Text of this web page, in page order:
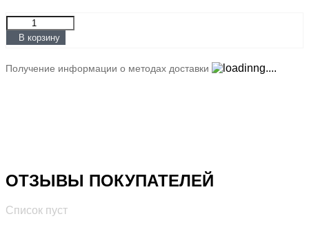
В корзину
Получение информации о методах доставки
ОТЗЫВЫ ПОКУПАТЕЛЕЙ
Список пуст